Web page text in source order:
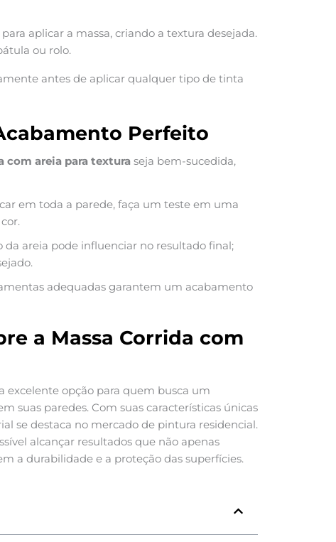
aplicar a massa, criando a textura desejada.
ou rolo.
antes de aplicar qualquer tipo de tinta
Perfeito
com areia para textura seja bem-sucedida,
em toda a parede, faça um teste em uma
da areia pode influenciar no resultado final;
adequadas garantem um acabamento
a Massa Corrida com
excelente opção para quem busca um
suas paredes. Com suas características únicas
se destaca no mercado de pintura residencial.
alcançar resultados que não apenas
a durabilidade e a proteção das superfícies.